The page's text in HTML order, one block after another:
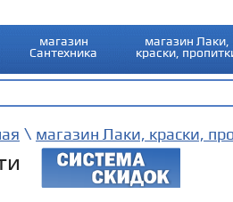
магазин
Сантехника
магазин Лаки,
краски,
\ магазин Лаки, краски,